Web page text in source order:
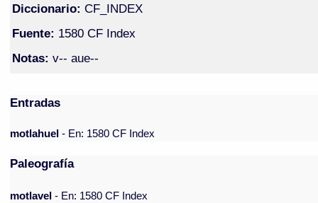
Diccionario: CF_INDEX
Fuente: 1580 CF Index
Notas: v-- aue--
Entradas
motlahuel- En: 1580 CF Index
Paleografía
motlavel - En: 1580 CF Index